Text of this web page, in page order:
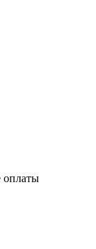
оплаты